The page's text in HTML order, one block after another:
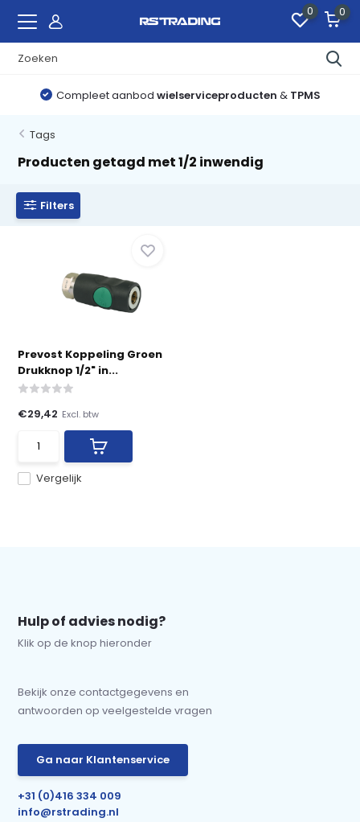
0 0
Compleet aanbod wielserviceproducten & TPMS
Tags
Producten getagd met 1/2 inwendig
Filters
Prevost Koppeling Groen
Drukknop 1/2" in...
Vergelijk
€29,42 Excl. btw
Hulp of advies nodig?
Klik op de knop hieronder
Bekijk onze contactgegevens en
antwoorden op veelgestelde vragen
Ga naar Klantenservice
+31 (0)416 334 009
info@rstrading.nl